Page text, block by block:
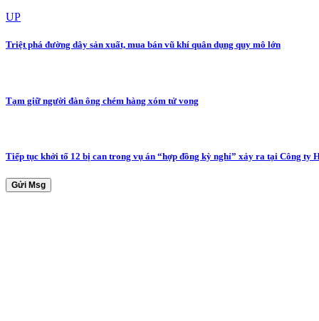
UP
Triệt phá đường dây sản xuất, mua bán vũ khí quân dụng quy mô lớn
Tạm giữ người đàn ông chém hàng xóm tử vong
Tiếp tục khởi tố 12 bị can trong vụ án “hợp đồng kỳ nghỉ” xảy ra tại Công ty
Gửi Msg